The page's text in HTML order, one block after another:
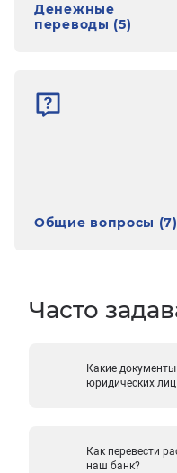
Денежные
переводы (5)
Общие вопросы (7)
Часто
Какие
юридических
Как перевести
наш банк?